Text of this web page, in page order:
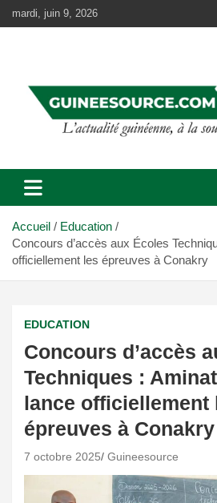
au
mardi, juin 9, 2026
Accueil
Education
Concours d’accès aux Écoles
officiellement les épreuves à Conakry
EDUCATION
Concours d’accès
Techniques :
lance officiellement
épreuves à Conakry
7 octobre 2025 Guineesource